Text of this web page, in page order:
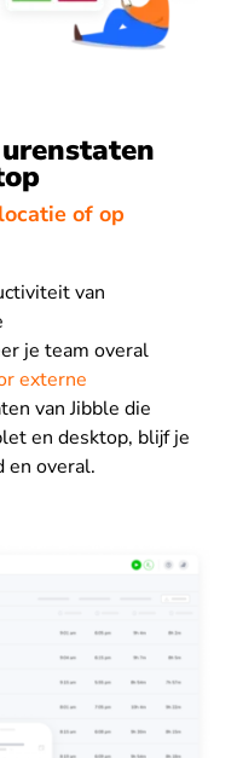
of op
van
je team overal
externe
van Jibble die
en desktop, blijf je
en overal.